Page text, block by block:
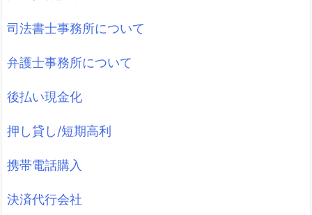
司法書士事務所について
弁護士事務所について
後払い現金化
押し貸し/短期高利
携帯電話購入
決済代行会社